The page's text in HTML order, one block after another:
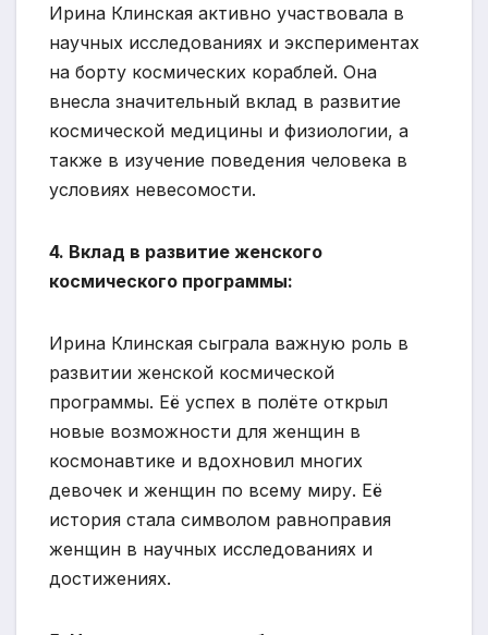
Ирина Клинская активно участвовала в
научных исследованиях и экспериментах
на борту космических кораблей. Она
внесла значительный вклад в развитие
космической медицины и физиологии, а
также в изучение поведения человека в
условиях невесомости.
4. Вклад в развитие женского
космического программы:
Ирина Клинская сыграла важную роль в
развитии женской космической
программы. Её успех в полёте открыл
новые возможности для женщин в
космонавтике и вдохновил многих
девочек и женщин по всему миру. Её
история стала символом равноправия
женщин в научных исследованиях и
достижениях.